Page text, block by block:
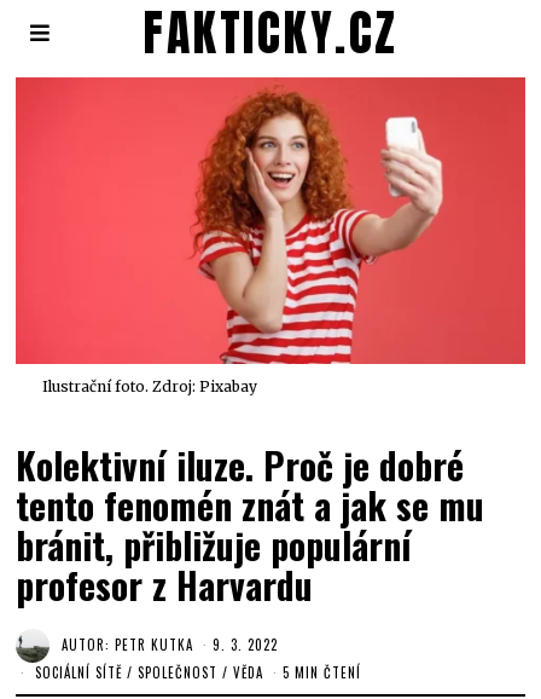
FAKTICKY.CZ
Ilustrační foto. Zdroj: Pixabay
Kolektivní iluze. Proč je dobré
tento fenomén znát a jak se mu
bránit, přibližuje populární
profesor z Harvardu
AUTOR:PETR KUTKA
9. 3. 2022
SOCIÁLNÍ SÍTĚ / SPOLEČNOST / VĚDA 5 MIN ČTENÍ